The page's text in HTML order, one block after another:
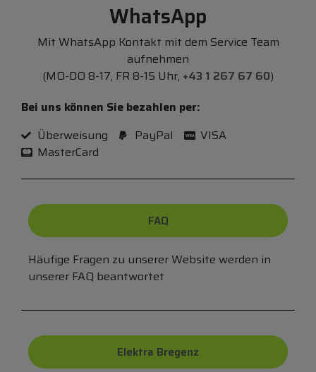
WhatsApp
Mit WhatsApp Kontakt mit dem Service Team
aufnehmen
(MO-DO 8-17, FR 8-15 Uhr, +43 1 267 67 60)
Bei uns können Sie bezahlen per:
Überweisung
PayPal
VISA
MasterCard
FAQ
Häufige Fragen zu unserer Website werden in
unserer FAQ beantwortet
Elektra Bregenz